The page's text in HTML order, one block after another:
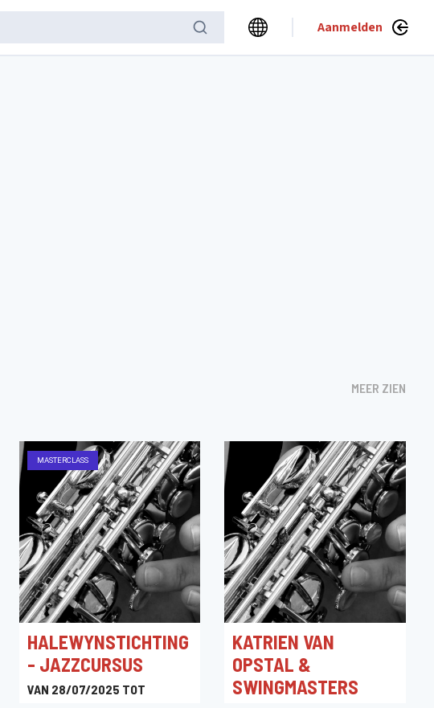
Aanmelden
MEER ZIEN
MASTERCLASS
HALEWYNSTICHTING
- JAZZCURSUS
VAN 28/07/2025 TOT
KATRIEN VAN
OPSTAL &
SWINGMASTERS